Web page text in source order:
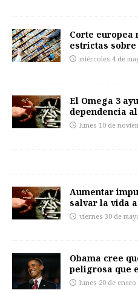
Corte europea
estrictas
miércoles 4 de
El Omega 3
dependencia
lunes 10 de
Aumentar
salvar la vida
viernes 30 de
Obama cree
peligrosa que
lunes 20 de enero